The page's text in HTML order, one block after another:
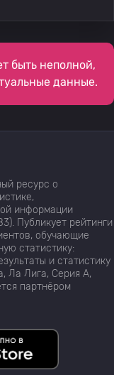
быть неполной,
данные.
ресурс о
информации
Публикует рейтинги
обучающие
статистику:
и статистику
Ла Лига, Серия А,
партнёром